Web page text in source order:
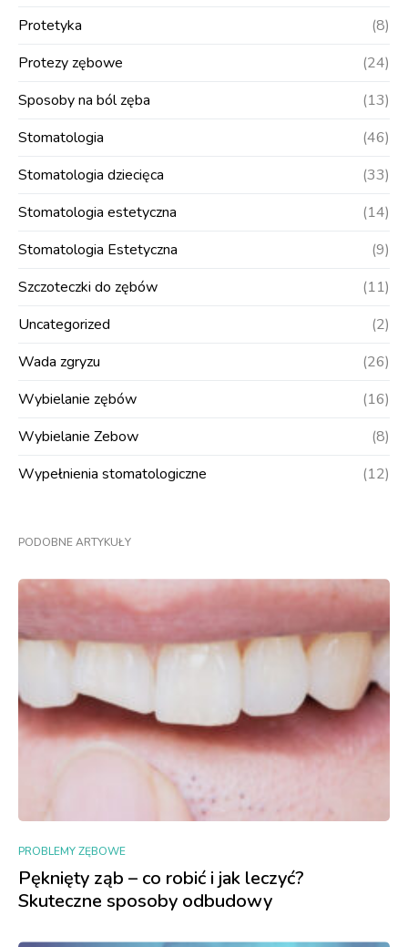
Protetyka
(8)
Protezy zębowe
(24)
Sposoby na ból zęba
(13)
Stomatologia
(46)
Stomatologia dziecięca
(33)
Stomatologia estetyczna
(14)
Stomatologia Estetyczna
(9)
Szczoteczki do zębów
(11)
Uncategorized
(2)
Wada zgryzu
(26)
Wybielanie zębów
(16)
Wybielanie Zebow
(8)
Wypełnienia stomatologiczne
(12)
PODOBNE ARTYKUŁY
PROBLEMY ZĘBOWE
Pęknięty ząb – co robić i jak leczyć?
Skuteczne sposoby odbudowy